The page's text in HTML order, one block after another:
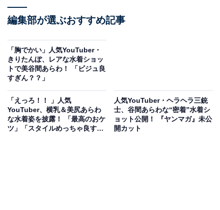
編集部が選ぶおすすめ記事
「胸でかい」人気YouTuber・
きりたんぽ、レアな水着ショッ
トで美谷間あらわ！ 「ビジュ良
すぎん？？」
「えっろ！！ 」人気
YouTuber、横乳＆美尻あらわ
な水着姿を披露！ 「最高のおケ
ツ」「スタイルめっちゃ良す
人気YouTuber・ヘラヘラ三銃
士、谷間あらわな“密着”水着シ
ョット公開！ 『ヤンマガ』未公
開カット